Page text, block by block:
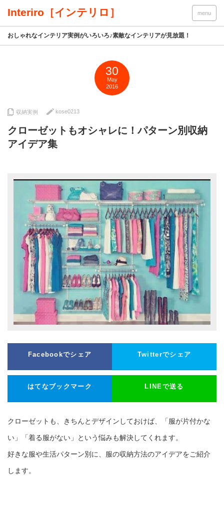
Interiro［インテリロ］ menu
おしゃれなインテリア実例がいろいろ♪素敵なインテリアが見放題！
30
May
2016
収納実例 kose0213
クローゼットもオシャレに！パターン別収納
アイデア集
Facebookでシェア Twitterでシェア
はてなブックマーク LINEで送る
クローゼットも、きちんとデザインしておけば、「服が片付かな
い」「着る服がない」という悩みも解決してくれます。
好きな服や生活パターン別に、服の収納方法のアイデアをご紹介
します。